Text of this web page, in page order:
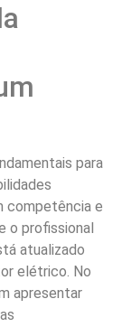
para
competência e
o profissional
atualizado
elétrico. No
apresentar